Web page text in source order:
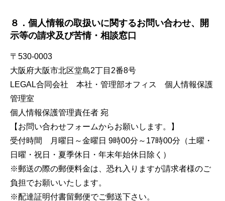
８．個人情報の取扱いに関するお問い合わせ、開
示等の請求及び苦情・相談窓口
〒530-0003
大阪府大阪市北区堂島2丁目2番8号
LEGAL合同会社 本社・管理部オフィス 個人情報保護
管理室
個人情報保護管理責任者 宛
【 お問い合わせフォームからお願いします。
】
受付時間 月曜日～金曜日 9時00分～17時00分（土曜・
日曜・祝日・夏季休日・年末年始休日除く）
※郵送の際の郵便料金は、恐れ入りますが請求者様のご
負担でお願いいたします。
※配達証明付書留郵便でご郵送下さい。